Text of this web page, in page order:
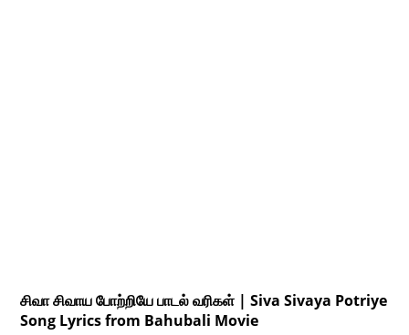
சிவா சிவாய போற்றியே பாடல் வரிகள் | Siva Sivaya Potriye
Song Lyrics from Bahubali Movie